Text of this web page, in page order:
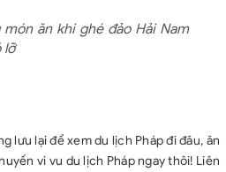
món ăn khi ghé đảo Hải Nam
lỡ
lưu lại để xem du lịch Pháp đi đâu, ăn
vi vu du lịch Pháp ngay thôi! Liên